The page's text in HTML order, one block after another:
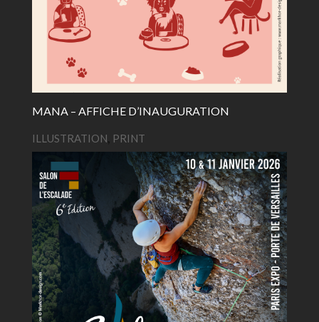
MANA – AFFICHE D’INAUGURATION
ILLUSTRATION, PRINT